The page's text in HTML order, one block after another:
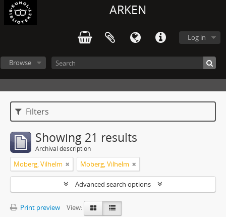
ARKEN
Log in
Browse
Filters
Showing 21 results
Archival description
Moberg, Vilhelm Moberg, Vilhelm
Advanced search options
Print preview
View: